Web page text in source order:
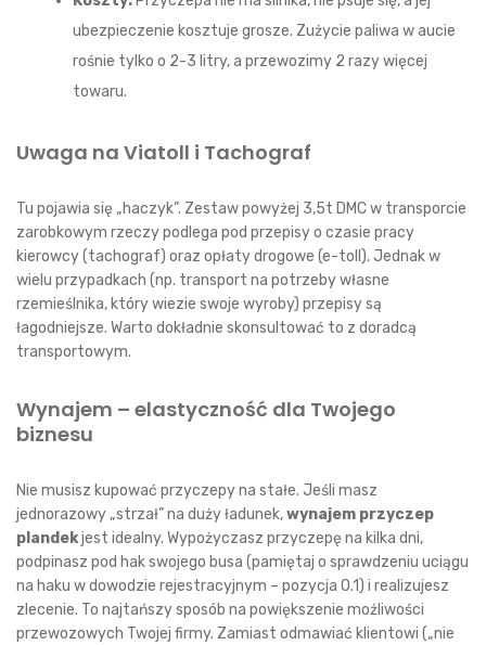
ubezpieczenie kosztuje grosze. Zużycie paliwa w aucie
rośnie tylko o 2-3 litry, a przewozimy 2 razy więcej
towaru.
Uwaga na Viatoll i Tachograf
Tu pojawia się „haczyk”. Zestaw powyżej 3,5t DMC w transporcie
zarobkowym rzeczy podlega pod przepisy o czasie pracy
kierowcy (tachograf) oraz opłaty drogowe (e-toll). Jednak w
wielu przypadkach (np. transport na potrzeby własne
rzemieślnika, który wiezie swoje wyroby) przepisy są
łagodniejsze. Warto dokładnie skonsultować to z doradcą
transportowym.
Wynajem – elastyczność dla Twojego
biznesu
Nie musisz kupować przyczepy na stałe. Jeśli masz
jednorazowy „strzał” na duży ładunek,wynajem przyczep
plandekjest idealny. Wypożyczasz przyczepę na kilka dni,
podpinasz pod hak swojego busa (pamiętaj o sprawdzeniu uciągu
na haku w dowodzie rejestracyjnym – pozycja O.1) i realizujesz
zlecenie. To najtańszy sposób na powiększenie możliwości
przewozowych Twojej firmy. Zamiast odmawiać klientowi („nie